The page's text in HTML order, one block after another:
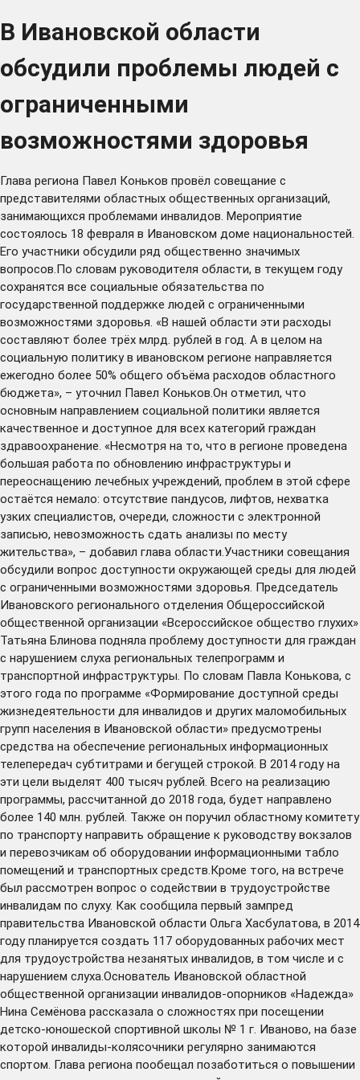
В Ивановской области
обсудили проблемы людей с
ограниченными
возможностями здоровья
Глава региона Павел Коньков провёл совещание с
представителями областных общественных организаций,
занимающихся проблемами инвалидов. Мероприятие
состоялось 18 февраля в Ивановском доме национальностей.
Его участники обсудили ряд общественно значимых
вопросов.По словам руководителя области, в текущем году
сохранятся все социальные обязательства по
государственной поддержке людей с ограниченными
возможностями здоровья. «В нашей области эти расходы
составляют более трёх млрд. рублей в год. А в целом на
социальную политику в ивановском регионе направляется
ежегодно более 50% общего объёма расходов областного
бюджета», – уточнил Павел Коньков.Он отметил, что
основным направлением социальной политики является
качественное и доступное для всех категорий граждан
здравоохранение. «Несмотря на то, что в регионе проведена
большая работа по обновлению инфраструктуры и
переоснащению лечебных учреждений, проблем в этой сфере
остаётся немало: отсутствие пандусов, лифтов, нехватка
узких специалистов, очереди, сложности с электронной
записью, невозможность сдать анализы по месту
жительства», – добавил глава области.Участники совещания
обсудили вопрос доступности окружающей среды для людей
с ограниченными возможностями здоровья. Председатель
Ивановского регионального отделения Общероссийской
общественной организации «Всероссийское общество глухих»
Татьяна Блинова подняла проблему доступности для граждан
с нарушением слуха региональных телепрограмм и
транспортной инфраструктуры. По словам Павла Конькова, с
этого года по программе «Формирование доступной среды
жизнедеятельности для инвалидов и других маломобильных
групп населения в Ивановской области» предусмотрены
средства на обеспечение региональных информационных
телепередач субтитрами и бегущей строкой. В 2014 году на
эти цели выделят 400 тысяч рублей. Всего на реализацию
программы, рассчитанной до 2018 года, будет направлено
более 140 млн. рублей. Также он поручил областному комитету
по транспорту направить обращение к руководству вокзалов
и перевозчикам об оборудовании информационными табло
помещений и транспортных средств.Кроме того, на встрече
был рассмотрен вопрос о содействии в трудоустройстве
инвалидам по слуху. Как сообщила первый зампред
правительства Ивановской области Ольга Хасбулатова, в 2014
году планируется создать 117 оборудованных рабочих мест
для трудоустройства незанятых инвалидов, в том числе и с
нарушением слуха.Основатель Ивановской областной
общественной организации инвалидов-опорников «Надежда»
Нина Семёнова рассказала о сложностях при посещении
детско-юношеской спортивной школы № 1 г. Иваново, на базе
которой инвалиды-колясочники регулярно занимаются
спортом. Глава региона пообещал позаботиться о повышении